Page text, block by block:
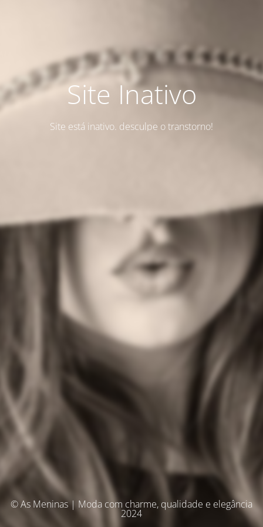
Site Inativo
Site está inativo. desculpe o transtorno!
© As Meninas | Moda com charme, qualidade e elegância
2024